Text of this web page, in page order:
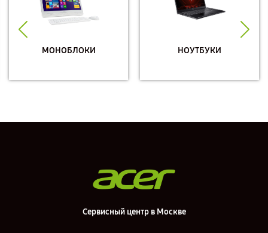
МОНОБЛОКИ НОУТБУКИ
Сервисный центр в Москве